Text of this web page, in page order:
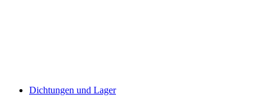
Dichtungen und Lager